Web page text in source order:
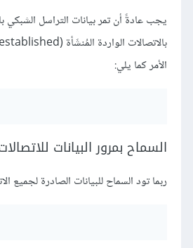
يجب عادةً أن تمر بيانات التراسل الشبكي
الأمر كما يلي:
السماح بمرور البيانات
ربما تود السماح للبيانات الصادرة لجميع